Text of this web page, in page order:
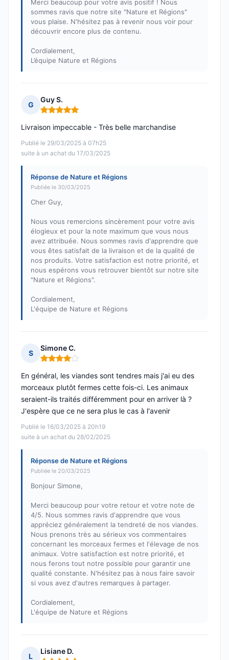
Merci beaucoup pour votre avis positif ! Nous
sommes ravis que notre site "Nature et Régions"
vous plaise. N'hésitez pas à revenir nous voir pour
découvrir encore plus de contenu.
Cordialement,
L’équipe Nature et Régions
G
Guy S.
Note : 5 sur 5
Publié le 29/03/2025 à 07h25
suite à un achat du 17/03/2025
Livraison impeccable - Très belle marchandise
Réponse de Nature et Régions
Publiée le 30/03/2025
Cher Guy,
Nous vous remercions sincèrement pour votre avis
élogieux et pour la note maximum que vous nous
avez attribuée. Nous sommes ravis d'apprendre que
vous êtes satisfait de la livraison et de la qualité de
nos produits. Votre satisfaction est notre priorité, et
nous espérons vous retrouver bientôt sur notre site
"Nature et Régions".
Cordialement,
L'équipe de Nature et Régions
S
Simone C.
Note : 4 sur 5
Publié le 16/03/2025 à 20h19
suite à un achat du 28/02/2025
En général, les viandes sont tendres mais j'ai eu des
morceaux plutôt fermes cette fois-ci. Les animaux
seraient-ils traités différemment pour en arriver là ?
J'espère que ce ne sera plus le cas à l'avenir
Réponse de Nature et Régions
Publiée le 20/03/2025
Bonjour Simone,
Merci beaucoup pour votre retour et votre note de
4/5. Nous sommes ravis d'apprendre que vous
appréciez généralement la tendreté de nos viandes.
Nous prenons très au sérieux vos commentaires
concernant les morceaux fermes et l'élevage de nos
animaux. Votre satisfaction est notre priorité, et
nous ferons tout notre possible pour garantir une
qualité constante. N'hésitez pas à nous faire savoir
si vous avez d'autres remarques à partager.
Cordialement,
L'équipe de Nature et Régions
L
Lisiane D.